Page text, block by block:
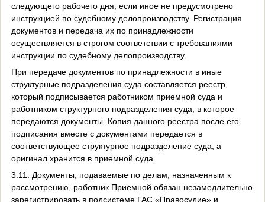
следующего рабочего дня, если иное не предусмотрено
инструкцией по судебному делопроизводству. Регистрация
документов и передача их по принадлежности
осуществляется в строгом соответствии с требованиями
инструкции по судебному делопроизводству.
При передаче документов по принадлежности в иные
структурные подразделения суда составляется реестр,
который подписывается работником приемной суда и
работником структурного подразделения суда, в которое
передаются документы. Копия данного реестра после его
подписания вместе с документами передается в
соответствующее структурное подразделение суда, а
оригинал хранится в приемной суда.
3.11. Документы, подаваемые по делам, назначенным к
рассмотрению, работник Приемной обязан незамедлительно
зарегистрировать в подсистеме ГАС «Правосудие» и